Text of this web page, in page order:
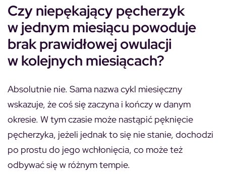
Czy niepękający pęcherzyk
w jednym miesiącu powoduje
brak prawidłowej owulacji
w kolejnych miesiącach?
Absolutnie nie. Sama nazwa cykl miesięczny
wskazuje, że coś się zaczyna i kończy w danym
okresie. W tym czasie może nastąpić pęknięcie
pęcherzyka, jeżeli jednak to się nie stanie, dochodzi
po prostu do jego wchłonięcia, co może też
odbywać się w różnym tempie.